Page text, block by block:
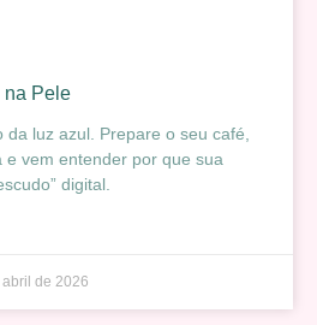
na Pele
da luz azul. Prepare o seu café,
e vem entender por que sua
digital.
de 2026